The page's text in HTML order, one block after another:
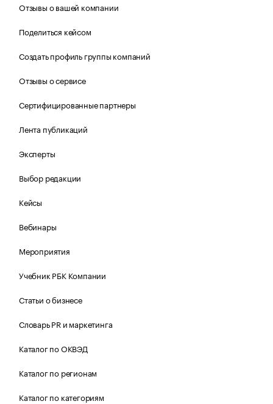
Отзывы о вашей компании
Поделиться кейсом
Создать профиль группы компаний
Отзывы о сервисе
Сертифицированные партнеры
Лента публикаций
Эксперты
Выбор редакции
Кейсы
Вебинары
Мероприятия
Учебник РБК Компании
Статьи о бизнесе
Словарь PR и маркетинга
Каталог по ОКВЭД
Каталог по регионам
Каталог по категориям